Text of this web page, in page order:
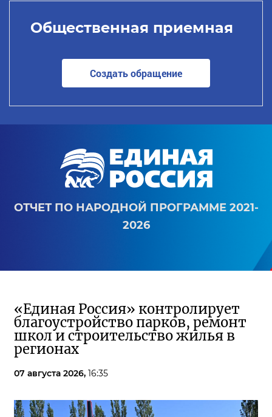
Общественная приемная
Создать обращение
ОТЧЕТ ПО НАРОДНОЙ ПРОГРАММЕ 2021-
2026
«Единая Россия» контролирует
благоустройство парков, ремонт
школ и строительство жилья в
регионах
07 августа 2026, 16:35